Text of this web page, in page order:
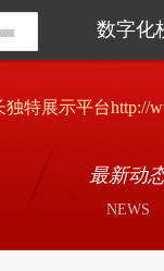
数字化
特展示平台http://
最新动
NEWS